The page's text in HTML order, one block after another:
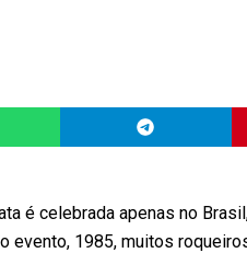
é celebrada apenas no
evento, 1985, muitos